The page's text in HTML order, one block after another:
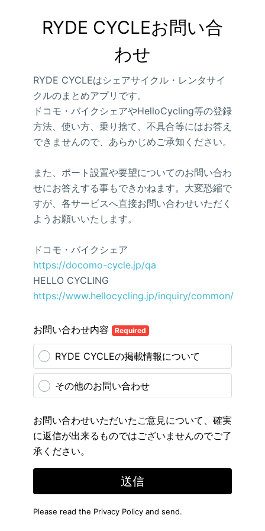
RYDE CYCLEお問い合
わせ
RYDE CYCLEはシェアサイクル・レンタサイ
クルのまとめアプリです。
ドコモ・バイクシェアやHelloCycling等の登録
方法、使い方、乗り捨て、不具合等にはお答え
できませんので、あらかじめご承知ください。
また、ポート設置や要望についてのお問い合わ
せにお答えする事もできかねます。大変恐縮で
すが、各サービスへ直接お問い合わせいただく
ようお願いいたします。
ドコモ・バイクシェア
https://docomo-cycle.jp/qa
HELLO CYCLING
https://www.hellocycling.jp/inquiry/common/
お問い合わせ内容 Required
RYDE CYCLEの掲載情報について
その他のお問い合わせ
お問い合わせいただいたご意見について、確実
に返信が出来るものではございませんのでご了
承ください。
送信
Please read the Privacy Policy and send.